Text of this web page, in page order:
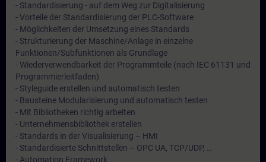
- Standardisierung - auf dem Weg zur Digitalisierung
- Vorteile der Standardisierung der PLC-Software
- Möglichkeiten der Umsetzung eines Standards
- Strukturierung der Maschine/Anlage in einzelne
Funktionen/Subfunktionen als Grundlage
- Wiederverwendbarkeit der Programmteile (nach IEC 61131 und
Programmierleitfaden)
- Styleguide erstellen und automatisch testen
- Bausteine Modularisierung und automatisch testen
- Mit Bibliotheken richtig arbeiten
- Unternehmensbibliothek erstellen
- Standards in der Visualisierung – HMI
- Standardisierte Schnittstellen – OPC UA, TCP/UDP, …
- Automation Framework